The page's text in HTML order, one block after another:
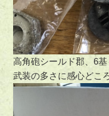
高角砲シールド郡、6
武装の多さに感心どこ